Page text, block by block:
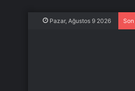
Pazar, Ağustos 9 2026